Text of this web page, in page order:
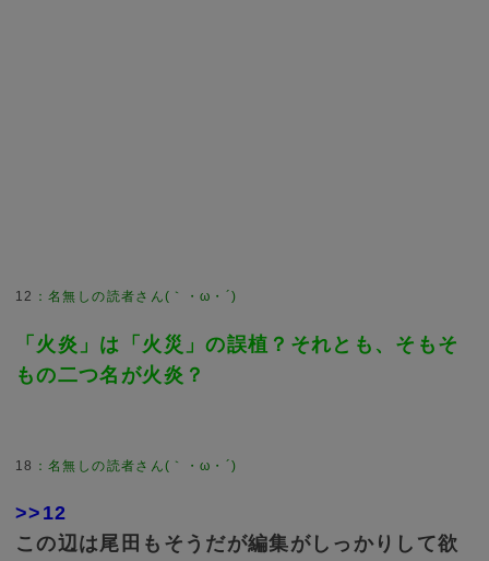
12 ：名無しの読者さん(｀・ω・´)
「火炎」は「火災」の誤植？それとも、そもそ
もの二つ名が火炎？
18 ：名無しの読者さん(｀・ω・´)
>>12
この辺は尾田もそうだが編集がしっかりして欲